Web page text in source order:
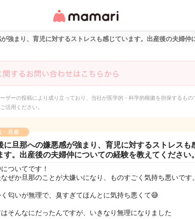
リ・情報サイト
強まり、育児に対するストレスも感じています。出産後の夫婦仲
ザーの投稿により成り立っており、当社が医学的・科学的根拠を担保するもの
活用ください。
・旦那
に旦那への嫌悪感が強まり、育児に対するストレスも
す。出産後の夫婦仲についての経験を教えてください。
ついてです！
ぜか旦那のことが大嫌いになり、ものすごく気持ち悪いです。
く匂いが無理で、臭すぎてほんとに気持ち悪くて😅
そんなにだったんですが、いきなり無理になりました